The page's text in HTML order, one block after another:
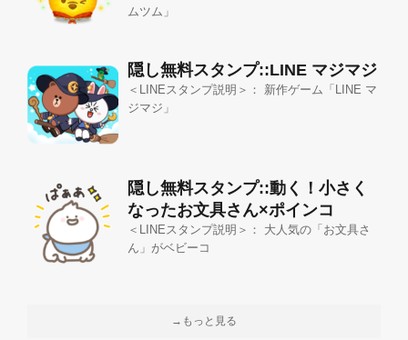
ムツム」
隠し無料スタンプ::LINE マジマジ
＜LINEスタンプ説明＞： 新作ゲーム「LINE マ
ジマジ」
隠し無料スタンプ::動く！小さく
なったお文具さん×ポインコ
＜LINEスタンプ説明＞： 大人気の「お文具さ
ん」がベビーコ
→もっと見る